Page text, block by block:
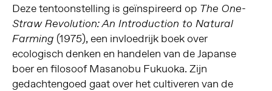
Deze tentoonstelling is geïnspireerd op The One-
Straw Revolution: An Introduction to Natural
Farming (1975), een invloedrijk boek over
ecologisch denken en handelen van de Japanse
boer en filosoof Masanobu Fukuoka. Zijn
gedachtengoed gaat over het cultiveren van de